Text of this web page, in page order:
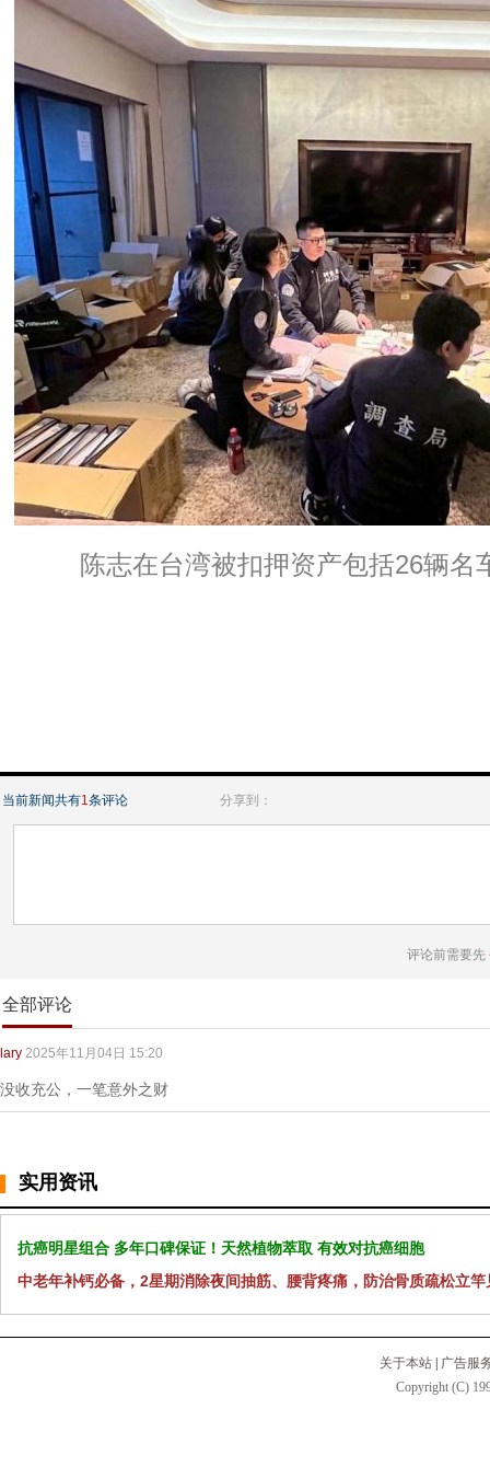
陈志在台湾被扣押资产包括26辆名
当前新闻共有1条评论 分享到：
评论前需要先
全部评论
lary 2025年11月04日 15:20
没收充公，一笔意外之财
实用资讯
抗癌明星组合 多年口碑保证！天然植物萃取 有效对抗癌细胞
中老年补钙必备，2星期消除夜间抽筋、腰背疼痛，防治骨质疏松立竿
关于本站
广告服
Copyright (C)